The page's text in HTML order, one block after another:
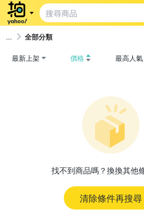
全部分類
最新上架 價格 最高人氣
找不到商品嗎？換換其他
清除條件再搜尋